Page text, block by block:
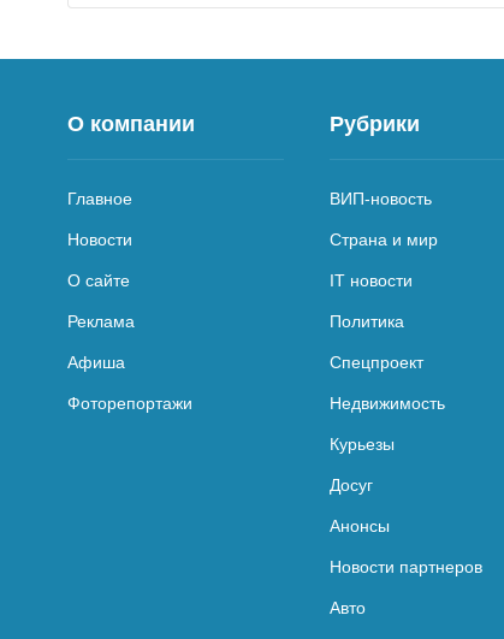
О компании
Главное
Новости
О сайте
Реклама
Афиша
Фоторепортажи
Рубрики
ВИП-новость
Страна и мир
IT новости
Политика
Спецпроект
Недвижимость
Курьезы
Досуг
Анонсы
Новости партнеров
Авто